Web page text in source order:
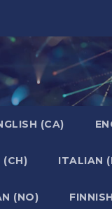
(CA)
(CH) ITALIAN
(NO)